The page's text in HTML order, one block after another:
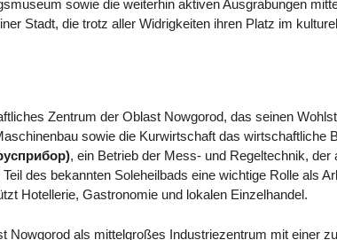
sowie die weiterhin aktiven Ausgrabungen
Stadt, die trotz aller Widrigkeiten ihren Platz im
Zentrum der Oblast Nowgorod, das seinen
sowie die Kurwirtschaft das wirtschaftliche
, ein Betrieb der Mess- und Regeltechnik,
Teil des bekannten Soleheilbads eine wichtige Rolle als
Hotellerie, Gastronomie und lokalen Einzelhandel.
Nowgorod als mittelgroßes Industriezentrum mit einer